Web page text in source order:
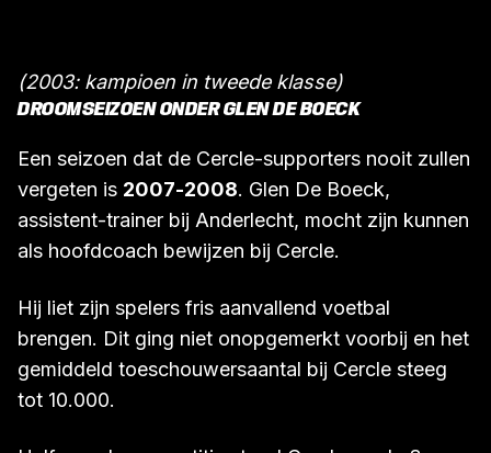
(2003: kampioen in tweede klasse)
DROOMSEIZOEN ONDER GLEN DE BOECK
Een seizoen dat de Cercle-supporters nooit zullen
vergeten is2007-2008. Glen De Boeck,
als hoofdcoach bewijzen bij Cercle.
Hij liet zijn spelers fris aanvallend voetbal
brengen. Dit ging niet onopgemerkt voorbij en het